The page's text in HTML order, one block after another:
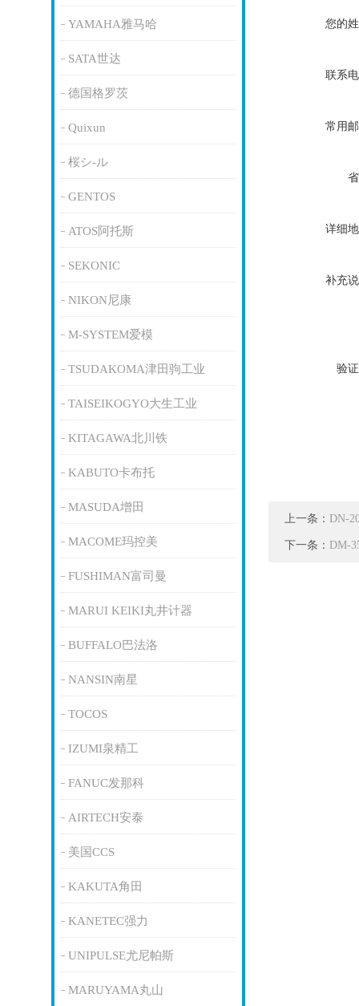
YAMAHA雅马哈
SATA世达
德国格罗茨
Quixun
桜シ-ル
GENTOS
ATOS阿托斯
SEKONIC
NIKON尼康
M-SYSTEM爱模
TSUDAKOMA津田驹工业
TAISEIKOGYO大生工业
KITAGAWA北川铁
KABUTO卡布托
MASUDA增田
MACOME玛控美
FUSHIMAN富司曼
MARUI KEIKI丸井计器
BUFFALO巴法洛
NANSIN南星
TOCOS
IZUMI泉精工
FANUC发那科
AIRTECH安泰
美国CCS
KAKUTA角田
KANETEC强力
UNIPULSE尤尼帕斯
MARUYAMA丸山
您的
联系
常用
详细
补充
验
上一条： DN-
下一条： DM-